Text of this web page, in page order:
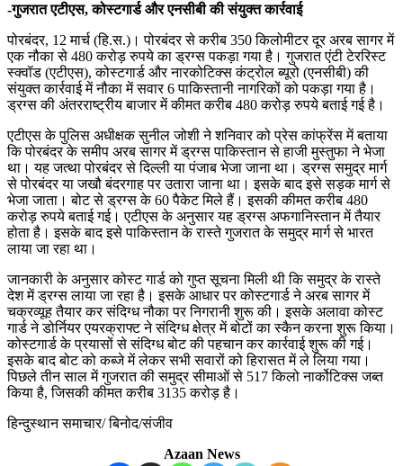
-गुजरात एटीएस, कोस्टगार्ड और एनसीबी की संयुक्त कार्रवाई
पोरबंदर, 12 मार्च (हि.स.)। पोरबंदर से करीब 350 किलोमीटर दूर अरब सागर में
एक नौका से 480 करोड़ रुपये का ड्रग्स पकड़ा गया है। गुजरात एंटी टेररिस्ट
स्क्वॉड (एटीएस), कोस्टगार्ड और नारकोटिक्स कंट्रोल ब्यूरो (एनसीबी) की
संयुक्त कार्रवाई में नौका में सवार 6 पाकिस्तानी नागरिकों को पकड़ा गया है।
ड्रग्स की अंतरराष्ट्रीय बाजार में कीमत करीब 480 करोड़ रुपये बताई गई है।
एटीएस के पुलिस अधीक्षक सुनील जोशी ने शनिवार को प्रेस कांफ्रेंस में बताया
कि पोरबंदर के समीप अरब सागर में ड्रग्स पाकिस्तान से हाजी मुस्तुफा ने भेजा
था। यह जत्था पोरबंदर से दिल्ली या पंजाब भेजा जाना था। ड्रग्स समुद्र मार्ग
से पोरबंदर या जखौ बंदरगाह पर उतारा जाना था। इसके बाद इसे सड़क मार्ग से
भेजा जाता। बोट से ड्रग्स के 60 पैकेट मिले हैं। इसकी कीमत करीब 480
करोड़ रुपये बताई गई। एटीएस के अनुसार यह ड्रग्स अफगानिस्तान में तैयार
होता है। इसके बाद इसे पाकिस्तान के रास्ते गुजरात के समुद्र मार्ग से भारत
लाया जा रहा था।
जानकारी के अनुसार कोस्ट गार्ड को गुप्त सूचना मिली थी कि समुद्र के रास्ते
देश में ड्रग्स लाया जा रहा है। इसके आधार पर कोस्टगार्ड ने अरब सागर में
चक्रव्यूह तैयार कर संदिग्ध नौका पर निगरानी शुरू की। इसके अलावा कोस्ट
गार्ड ने डोर्नियर एयरक्राफ्ट ने संदिग्ध क्षेत्र में बोटों का स्कैन करना शुरू किया।
कोस्टगार्ड के प्रयासों से संदिग्ध बोट की पहचान कर कार्रवाई शुरू की गई।
इसके बाद बोट को कब्जे में लेकर सभी सवारों को हिरासत में ले लिया गया।
पिछले तीन साल में गुजरात की समुद्र सीमाओं से 517 किलो नार्कोटिक्स जब्त
किया है, जिसकी कीमत करीब 3135 करोड़ है।
हिन्दुस्थान समाचार/ बिनोद/संजीव
Azaan News